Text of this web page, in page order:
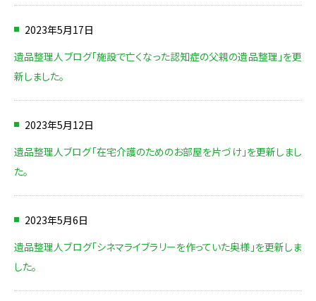
2023年5月17日
遺品整理人ブログ「施設で亡くなった認知症の父親の遺品整理」を更
新しました。
2023年5月12日
遺品整理人ブログ「在宅介護のためのお部屋を片づけ」を更新しまし
た。
2023年5月6日
遺品整理人ブログ「シネマライブラリーを作っていた奥様」を更新しま
した。